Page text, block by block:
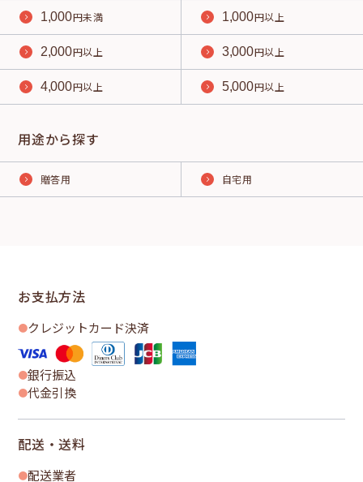
1,000円未満 1,000円以上
2,000円以上 3,000円以上
4,000円以上 5,000円以上
用途から探す
贈答用 自宅用
お支払方法
クレジットカード決済
銀行振込
代金引換
配送・送料
配送業者